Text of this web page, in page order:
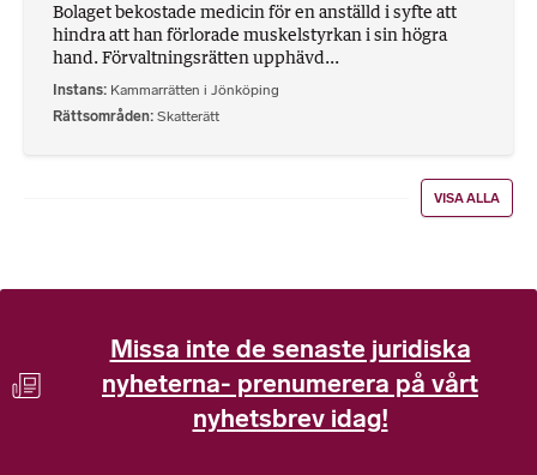
Bolaget bekostade medicin för en anställd i syfte att
hindra att han förlorade muskelstyrkan i sin högra
hand. Förvaltningsrätten upphävd...
Instans Kammarrätten i Jönköping
Rättsområden Skatterätt
VISA ALLA
Missa inte de senaste juridiska
nyheterna- prenumerera på vårt
nyhetsbrev idag!